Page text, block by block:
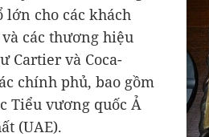
lớn cho các khách
các thương hiệu
Cartier và Coca-
chính phủ, bao gồm
Tiểu vương quốc Ả
(UAE).